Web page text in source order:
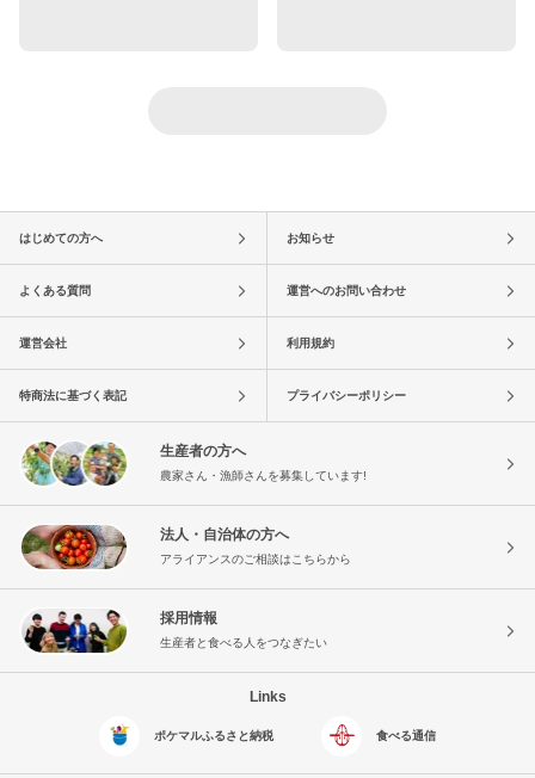
はじめての方へ お知らせ
よくある質問 運営へのお問い合わせ
運営会社 利用規約
特商法に基づく表記 プライバシーポリシー
生産者の方へ
農家さん・漁師さんを募集しています!
法人・自治体の方へ
アライアンスのご相談はこちらから
採用情報
生産者と食べる人をつなぎたい
Links
ポケマルふるさと納税 食べる通信